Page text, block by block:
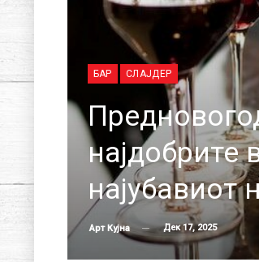
БАР СЛАЈДЕР
најдобрите
најубавиот
Арт Кујна Дек 17, 2025